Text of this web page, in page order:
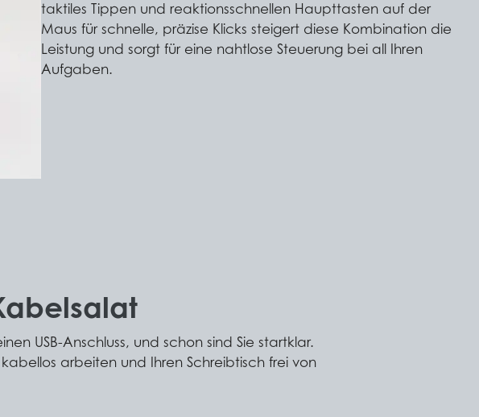
taktiles Tippen und reaktionsschnellen Haupttasten auf der
Maus für schnelle, präzise Klicks steigert diese Kombination die
Leistung und sorgt für eine nahtlose Steuerung bei all Ihren
Aufgaben.
USB-Anschluss, und schon sind Sie startklar.
arbeiten und Ihren Schreibtisch frei von